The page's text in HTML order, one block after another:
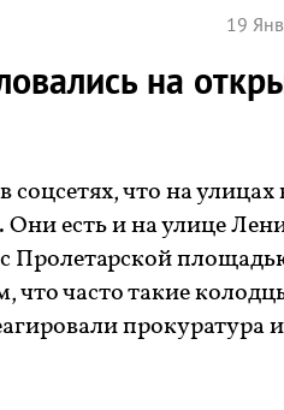
19
на
что на улицах
есть и на улице
Пролетарской
что часто такие
прокуратура и